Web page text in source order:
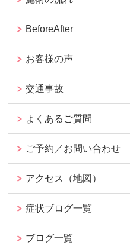
BeforeAfter
お客様の声
交通事故
よくあるご質問
ご予約／お問い合わせ
アクセス（地図）
症状ブログ一覧
ブログ一覧